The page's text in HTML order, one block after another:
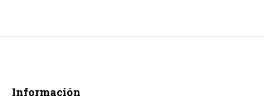
Información